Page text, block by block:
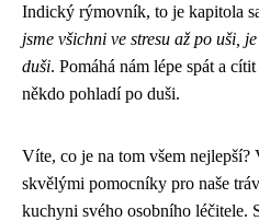
Indický rýmovník, to je kapitola
jsme všichni ve stresu až po uši,
duši. Pomáhá nám lépe spát a
někdo pohladí po duši.
Víte, co je na tom všem
skvělými pomocníky pro naše
kuchyni svého osobního léčitele.